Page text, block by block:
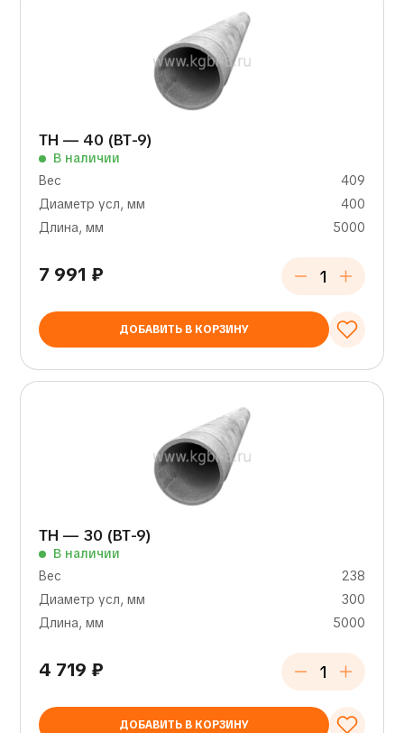
ТН — 40 (ВТ-9)
В наличии
Вес
409
Диаметр усл, мм
400
Длина, мм
5000
7 991 ₽
ДОБАВИТЬ В КОРЗИНУ
ТН — 30 (ВТ-9)
В наличии
Вес
238
Диаметр усл, мм
300
Длина, мм
5000
4 719 ₽
ДОБАВИТЬ В КОРЗИНУ